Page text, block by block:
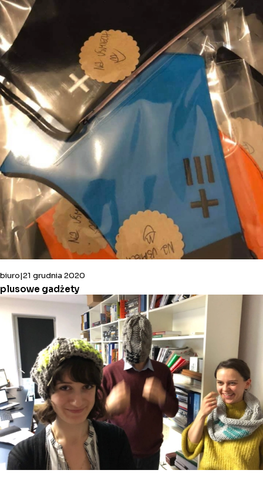
biuro 21 grudnia 2020
plusowe gadżety